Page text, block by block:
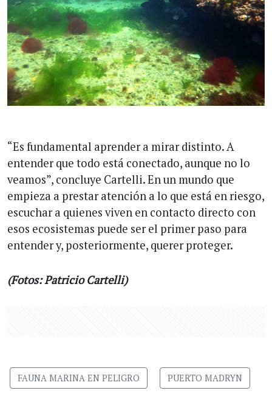
“Es fundamental aprender a mirar distinto. A
entender que todo está conectado, aunque no lo
veamos”, concluye Cartelli. En un mundo que
empieza a prestar atención a lo que está en riesgo,
escuchar a quienes viven en contacto directo con
esos ecosistemas puede ser el primer paso para
entender y, posteriormente, querer proteger.
(Fotos: Patricio Cartelli)
FAUNA MARINA EN PELIGRO PUERTO MADRYN